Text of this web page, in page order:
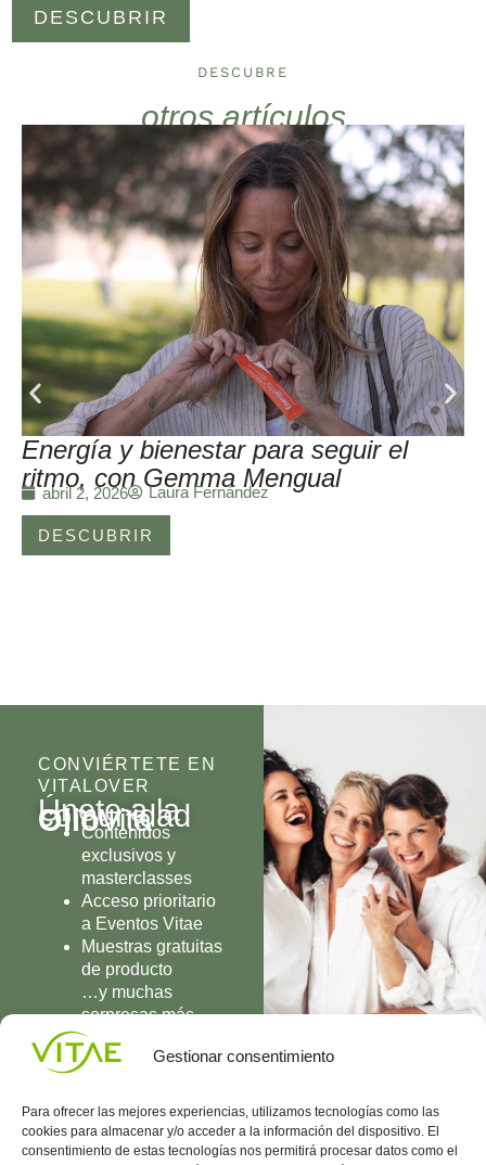
Gestionar consentimiento
Para ofrecer las mejores experiencias, utilizamos tecnologías como las
cookies para almacenar y/o acceder a la información del dispositivo. El
consentimiento de estas tecnologías nos permitirá procesar datos como el
DESCUBRIR
DESCUBRE
otros artículos
Energía y bienestar para seguir el
ritmo, con Gemma Mengual
abril 2, 2026 Laura Fernández
DESCUBRIR
CONVIÉRTETE EN
VITALOVER
Únete a la
comunidad
OlioVita
Contenidos
exclusivos y
masterclasses
Acceso prioritario
a Eventos Vitae
Muestras gratuitas
de producto
…y muchas
sorpresas más
UNIRME